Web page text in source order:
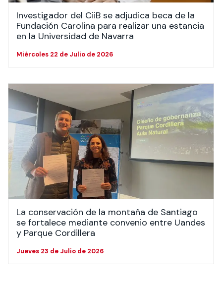
Investigador del CiiB se adjudica beca de la
Fundación Carolina para realizar una estancia
en la Universidad de Navarra
Miércoles 22 de Julio de 2026
La conservación de la montaña de Santiago
se fortalece mediante convenio entre Uandes
y Parque Cordillera
Jueves 23 de Julio de 2026